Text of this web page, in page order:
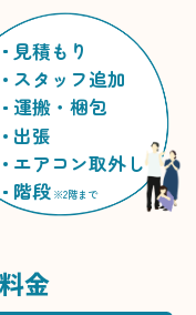
見積もり
スタッフ追加
運搬・梱包
出張
エアコン取外し
階段 ※2階まで
金